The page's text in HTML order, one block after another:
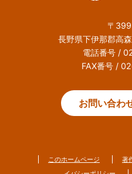
〒
長野県下伊那郡高
電話番号 /
FAX番号 /
お問い合わ
このホームページ 著